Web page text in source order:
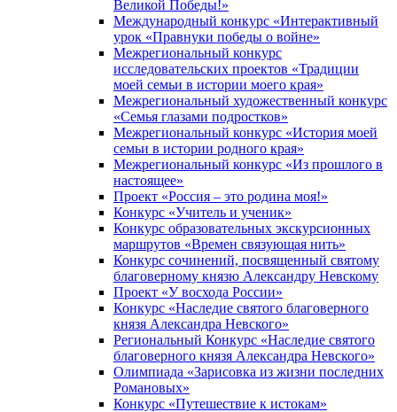
Великой Победы!»
Международный конкурс «Интерактивный
урок «Правнуки победы о войне»
Межрегиональный конкурс
исследовательских проектов «Традиции
моей семьи в истории моего края»
Межрегиональный художественный конкурс
«Семья глазами подростков»
Межрегиональный конкурс «История моей
семьи в истории родного края»
Межрегиональный конкурс «Из прошлого в
настоящее»
Проект «Россия – это родина моя!»
Конкурс «Учитель и ученик»
Конкурс образовательных экскурсионных
маршрутов «Времен связующая нить»
Конкурс сочинений, посвященный святому
благоверному князю Александру Невскому
Проект «У восхода России»
Конкурс «Наследие святого благоверного
князя Александра Невского»
Региональный Конкурс «Наследие святого
благоверного князя Александра Невского»
Олимпиада «Зарисовка из жизни последних
Романовых»
Конкурс «Путешествие к истокам»